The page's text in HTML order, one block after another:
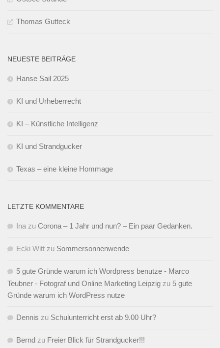
Thomas Gutteck
NEUESTE BEITRÄGE
Hanse Sail 2025
KI und Urheberrecht
KI – Künstliche Intelligenz
KI und Strandgucker
Texas – eine kleine Hommage
LETZTE KOMMENTARE
Ina zu Corona – 1 Jahr und nun? – Ein paar Gedanken.
Ecki Witt zu Sommersonnenwende
5 gute Gründe warum ich Wordpress benutze - Marco
Teubner - Fotograf und Online Marketing Leipzig zu 5 gute
Gründe warum ich WordPress nutze
Dennis zu Schulunterricht erst ab 9.00 Uhr?
Bernd zu Freier Blick für Strandgucker!!!